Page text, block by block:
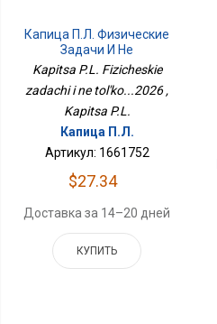
Капица П.Л. Физические
Задачи И Не
Только...2026
Kapitsa P.L. Fizicheskie
zadachi i ne tol'ko...2026 ,
Kapitsa P.L.
Капица П.Л.
Артикул: 1661752
$27.34
Доставка за 14–20 дней
КУПИТЬ